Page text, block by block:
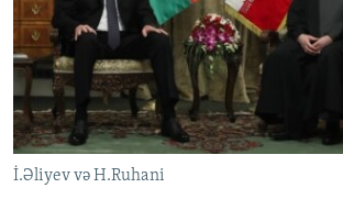
FOTOQALEREYA
İNFOQRAFIKA
KARIKATURA
OXU ZALI
AZƏRBAYCAN ƏDƏBIYYATI KITABXANASI
İSLAM VƏ DEMOKRATIYA
HAQQIMIZDA
MISSIYAMIZ
PEŞƏ ETIKASI VƏ JURNALISTIKA
BIZI IZLƏ
İ.Əliyev və H.Ruhani